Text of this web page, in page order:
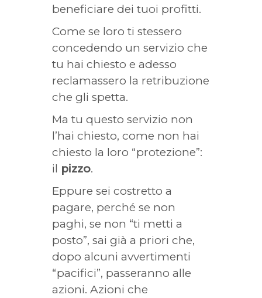
beneficiare dei tuoi profitti.
Come se loro ti stessero
concedendo un servizio che
tu hai chiesto e adesso
reclamassero la retribuzione
che gli spetta.
Ma tu questo servizio non
l’hai chiesto, come non hai
chiesto la loro “protezione”:
il pizzo.
Eppure sei costretto a
pagare, perché se non
paghi, se non “ti metti a
posto”, sai già a priori che,
dopo alcuni avvertimenti
“pacifici”, passeranno alle
azioni. Azioni che